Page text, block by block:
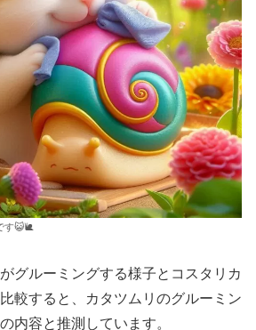
す😺🐌
グルーミングする様子とコスタリカ
較すると、カタツムリのグルーミン
内容と推測しています。